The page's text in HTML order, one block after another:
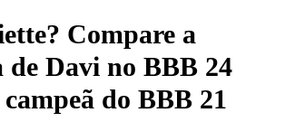
Compare a
Davi no BBB 24
do BBB 21